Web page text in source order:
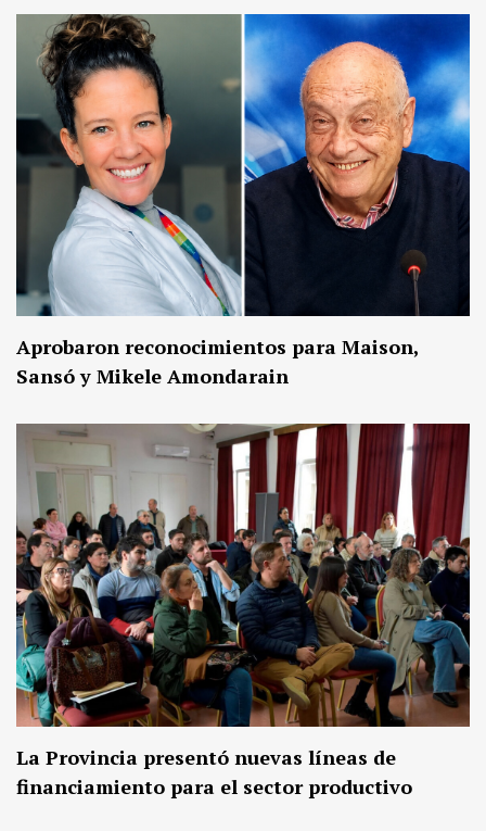
Aprobaron reconocimientos para Maison,
Sansó y Mikele Amondarain
La Provincia presentó nuevas líneas de
financiamiento para el sector productivo